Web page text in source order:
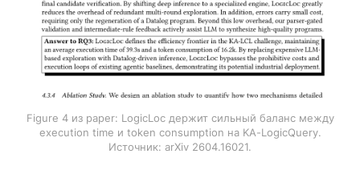
Figure 4 из paper: LogicLoc держит сильный баланс между
execution time и token consumption на KA-LogicQuery.
Источник: arXiv 2604.16021.